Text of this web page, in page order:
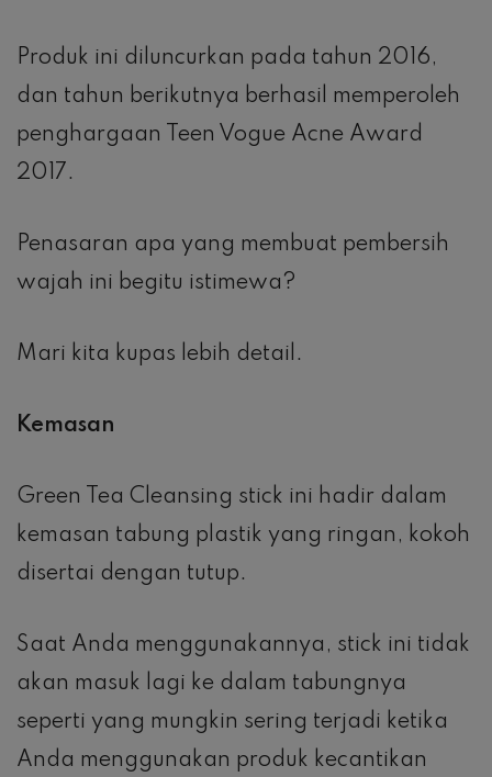
Produk ini diluncurkan pada tahun 2016,
dan tahun berikutnya berhasil memperoleh
penghargaan Teen Vogue Acne Award
2017.
Penasaran apa yang membuat pembersih
wajah ini begitu istimewa?
Mari kita kupas lebih detail.
Kemasan
Green Tea Cleansing stick ini hadir dalam
kemasan tabung plastik yang ringan, kokoh
disertai dengan tutup.
Saat Anda menggunakannya, stick ini tidak
akan masuk lagi ke dalam tabungnya
seperti yang mungkin sering terjadi ketika
Anda menggunakan produk kecantikan